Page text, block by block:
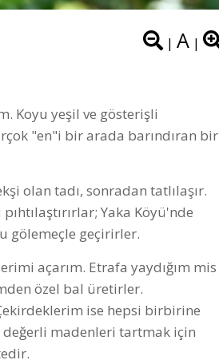
| A |
Koyu yeşil ve gösterişli
"en"i bir arada barındıran bir
olan tadı, sonradan tatlılaşır.
Yaka Köyü'nde
gölemeçle geçirirler.
açarım. Etrafa yaydığım mis
özel bal üretirler.
ise hepsi birbirine
değerli madenleri tartmak için